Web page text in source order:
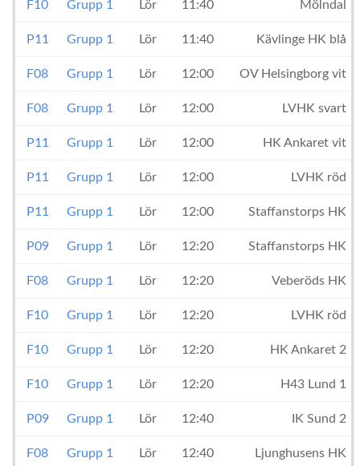
F10 Grupp 1 Lör 11:40 Mölndal
P11 Grupp 1 Lör 11:40 Kävlinge HK blå
F08 Grupp 1 Lör 12:00 OV Helsingborg vit
F08 Grupp 1 Lör 12:00 LVHK svart
P11 Grupp 1 Lör 12:00 HK Ankaret vit
P11 Grupp 1 Lör 12:00 LVHK röd
P11 Grupp 1 Lör 12:00 Staffanstorps HK
P09 Grupp 1 Lör 12:20 Staffanstorps HK
F08 Grupp 1 Lör 12:20 Veberöds HK
F10 Grupp 1 Lör 12:20 LVHK röd
F10 Grupp 1 Lör 12:20 HK Ankaret 2
F10 Grupp 1 Lör 12:20 H43 Lund 1
P09 Grupp 1 Lör 12:40 IK Sund 2
F08 Grupp 1 Lör 12:40 Ljunghusens HK